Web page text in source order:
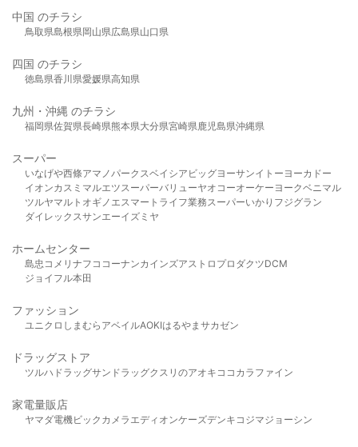
中国 のチラシ
鳥取県島根県岡山県広島県山口県
四国 のチラシ
徳島県香川県愛媛県高知県
九州・沖縄 のチラシ
福岡県佐賀県長崎県熊本県大分県宮崎県鹿児島県沖縄県
スーパー
いなげや西條アマノパークスベイシア ビッグヨーサンイトーヨーカドー
イオンカスミ マルエツスーパーバリューヤオコーオーケー ヨークベニマル
ツルヤマルト オギノ エスマート ライフ業務スーパーいかり フジグラン
ダイレックスサンエーイズミヤ
ホームセンター
島忠 コメリ ナフコ コーナンカインズアストロプロダクツDCM
ジョイフル本田
ファッション
ユニクロ しまむら アベイルAOKIはるやま サカゼン
ドラッグストア
ツルハドラッグサンドラッグクスリのアオキ ココカラファイン
家電量販店
ヤマダ電機ビックカメラ エディオンケーズデンキ コジマジョーシン